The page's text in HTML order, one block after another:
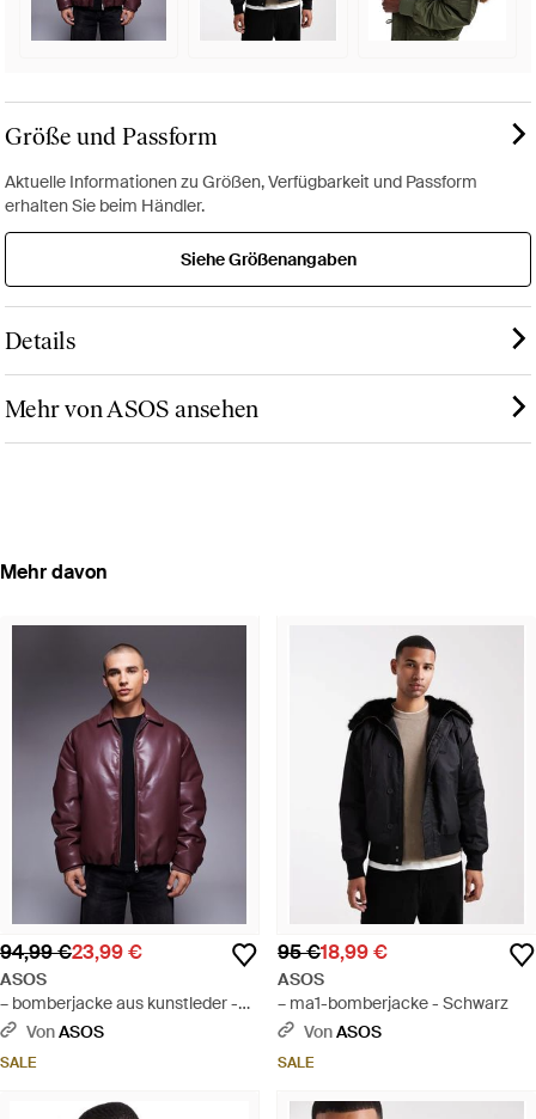
Größe und Passform
Aktuelle Informationen zu Größen, Verfügbarkeit und Passform
erhalten Sie beim Händler.
Siehe Größenangaben
Details
Mehr von ASOS ansehen
Mehr davon
94,99 €23,99 €
ASOS
– bomberjacke aus kunstleder -
Lila VonASOS
SALE
95 €18,99 €
ASOS
– ma1-bomberjacke - Schwarz
VonASOS
SALE